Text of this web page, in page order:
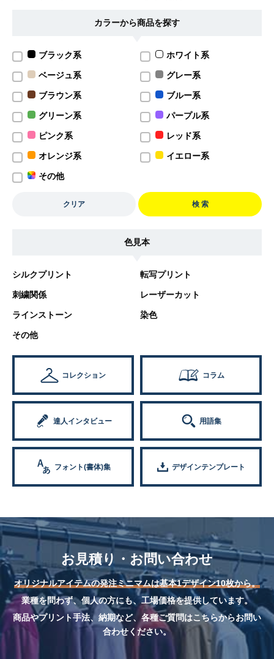
カラーから商品を探す
ブラック系 ホワイト系
ベージュ系 グレー系
ブラウン系 ブルー系
グリーン系 パープル系
ピンク系 レッド系
オレンジ系 イエロー系
その他
クリア 検 索
色見本
シルクプリント 転写プリント
刺繍関係 レーザーカット
ラインストーン 染色
その他
コレクション コラム
達人インタビュー 用語集
フォント(書体)集 デザインテンプレート
お見積り・お問い合わせ
オリジナルアイテムの発注ミニマムは基本1デザイン10枚から。
業種を問わず、個人の方にも、工場価格を提供しています。
商品やプリント手法、納期など、各種ご質問はこちらからお問い
合わせください。